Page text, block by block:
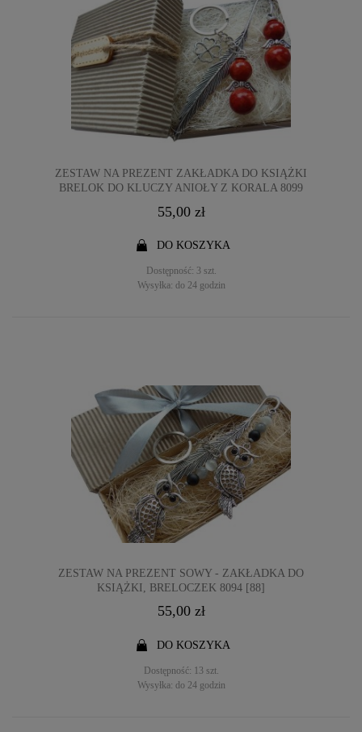
ZESTAW NA PREZENT ZAKŁADKA DO KSIĄŻKI
BRELOK DO KLUCZY ANIOŁY Z KORALA 8099
55,00 zł
DO KOSZYKA
Dostępność: 3 szt.
Wysyłka: do 24 godzin
ZESTAW NA PREZENT SOWY - ZAKŁADKA DO
KSIĄŻKI, BRELOCZEK 8094 [88]
55,00 zł
DO KOSZYKA
Dostępność: 13 szt.
Wysyłka: do 24 godzin